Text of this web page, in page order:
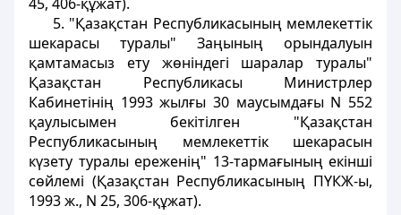
5. "Қазақстан Республикасының мемлекеттік
шекарасы туралы" Заңының орындалуын
қамтамасыз ету жөніндегі шаралар туралы"
Қазақстан Республикасы Министрлер
Кабинетінің 1993 жылғы 30 маусымдағы N 552
қаулысымен бекітілген "Қазақстан
Республикасының мемлекеттік шекарасын
күзету туралы ереженің" 13-тармағының екінші
сөйлемі (Қазақстан Республикасының ПҮКЖ-ы,
1993 ж., N 25, 306-құжат).